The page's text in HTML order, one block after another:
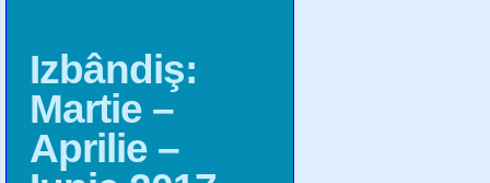
Izbândiş:
Martie –
Aprilie –